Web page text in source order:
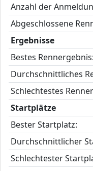
Anzahl der
Abgeschlossene
Ergebnisse
Bestes Rennergebnis:
Durchschnittliches
Schlechtestes
Startplätze
Bester Startplatz:
Durchschnittlicher
Schlechtester